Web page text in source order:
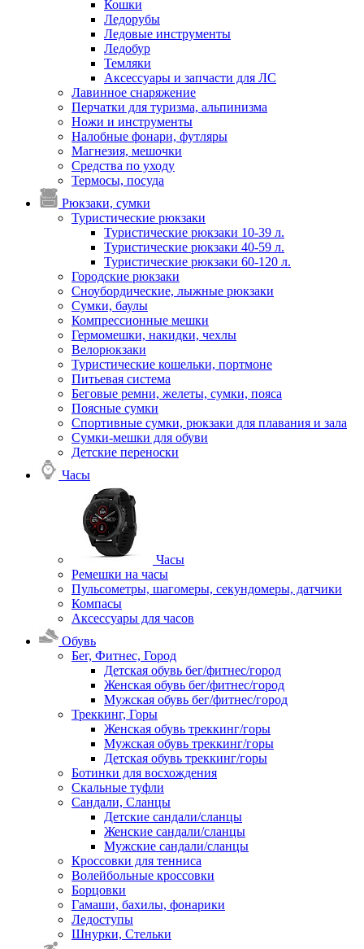
Кошки
Ледорубы
Ледовые инструменты
Ледобур
Темляки
Аксессуары и запчасти для ЛС
Лавинное снаряжение
Перчатки для туризма, альпинизма
Ножи и инструменты
Налобные фонари, футляры
Магнезия, мешочки
Средства по уходу
Термосы, посуда
Рюкзаки, сумки
Туристические рюкзаки
Туристические рюкзаки 10-39 л.
Туристические рюкзаки 40-59 л.
Туристические рюкзаки 60-120 л.
Городские рюкзаки
Сноубордические, лыжные рюкзаки
Сумки, баулы
Компрессионные мешки
Гермомешки, накидки, чехлы
Велорюкзаки
Туристические кошельки, портмоне
Питьевая система
Беговые ремни, желеты, сумки, пояса
Поясные сумки
Спортивные сумки, рюкзаки для плавания и зала
Сумки-мешки для обуви
Детские переноски
Часы
Часы
Ремешки на часы
Пульсометры, шагомеры, секундомеры, датчики
Компасы
Аксессуары для часов
Обувь
Бег, Фитнес, Город
Детская обувь бег/фитнес/город
Женская обувь бег/фитнес/город
Мужская обувь бег/фитнес/город
Треккинг, Горы
Женская обувь треккинг/горы
Мужская обувь треккинг/горы
Детская обувь треккинг/горы
Ботинки для восхождения
Скальные туфли
Сандали, Сланцы
Детские сандали/сланцы
Женские сандали/сланцы
Мужские сандали/сланцы
Кроссовки для тенниса
Волейбольные кроссовки
Борцовки
Гамаши, бахилы, фонарики
Ледоступы
Шнурки, Стельки